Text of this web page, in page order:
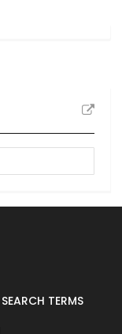
SEARCH TERMS